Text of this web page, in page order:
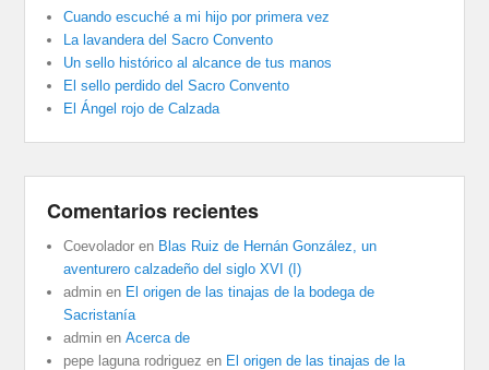
Cuando escuché a mi hijo por primera vez
La lavandera del Sacro Convento
Un sello histórico al alcance de tus manos
El sello perdido del Sacro Convento
El Ángel rojo de Calzada
Comentarios recientes
Coevolador en Blas Ruiz de Hernán González, un
aventurero calzadeño del siglo XVI (I)
admin en El origen de las tinajas de la bodega de
Sacristanía
admin enAcerca de
pepe laguna rodriguez en El origen de las tinajas de la